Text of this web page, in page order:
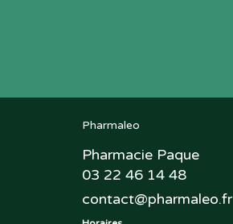
Pharmaleo
Pharmacie Paque
03 22 46 14 48
contact@pharmaleo.fr